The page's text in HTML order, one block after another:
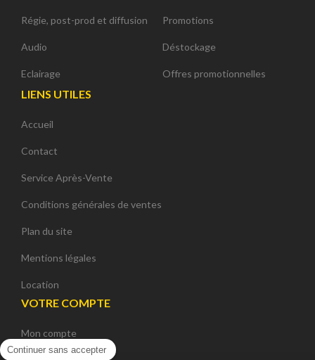
Régie, post-prod et diffusion
Audio
Eclairage
Promotions
Déstockage
Offres promotionnelles
LIENS UTILES
Accueil
Contact
Service Après-Vente
Conditions générales de ventes
Plan du site
Mentions légales
Location
VOTRE COMPTE
Mon compte
Continuer sans accepter